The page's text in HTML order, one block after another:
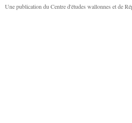
Une publication du Centre d'études wallonnes et de